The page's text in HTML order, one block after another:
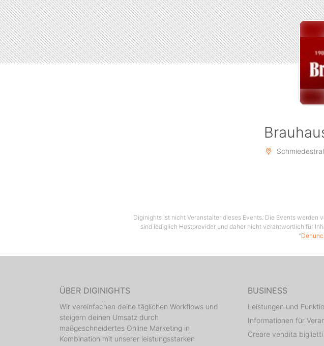
Diginights ist nicht Veranstalter dieses Events. Die Events
sind lediglich Hostprovider und daher nicht verantwortlich für
"
ÜBER DIGINIGHTS
Wir vereinfachen deine täglichen Workflows und
steigern deinen Umsatz durch
maßgeschneidertes Online Marketing in
Kombination mit unserer leistungsstarken
BUSINESS
Leistungen und
Informationen für
Creare vendita biglietti